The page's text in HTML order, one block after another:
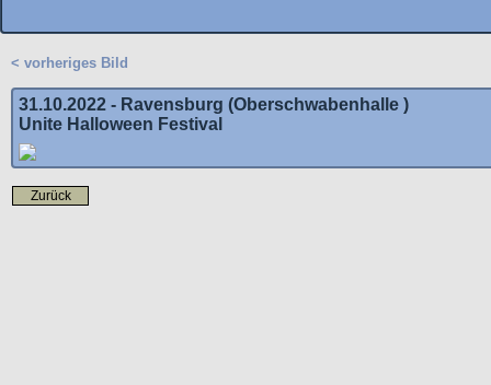
< vorheriges Bild
31.10.2022 - Ravensburg (Oberschwabenhalle )
Unite Halloween Festival